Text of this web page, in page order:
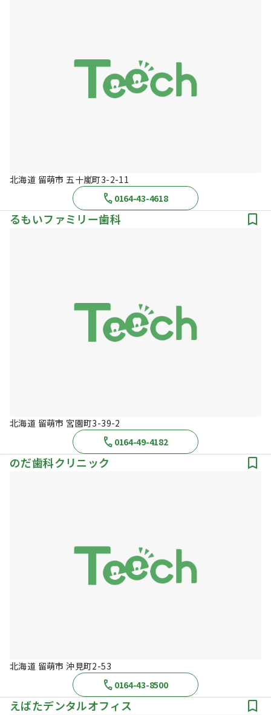
北海道 留萌市 五十嵐町3-2-11
0164-43-4618
るもいファミリー歯科
北海道 留萌市 宮園町3-39-2
0164-49-4182
のだ歯科クリニック
北海道 留萌市 沖見町2-53
0164-43-8500
えばたデンタルオフィス